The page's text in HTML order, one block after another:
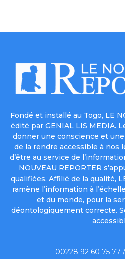
Fondé et installé au Togo, LE
édité par GENIAL LIS MEDIA.
donner une conscience et
de la rendre accessible à nos
d’être au service de
NOUVEAU REPORTER
qualifiées. Affilié de la qualité,
ramène l’information à
et du monde, pour la
déontologiquement correcte.
00228 92 60 75 77